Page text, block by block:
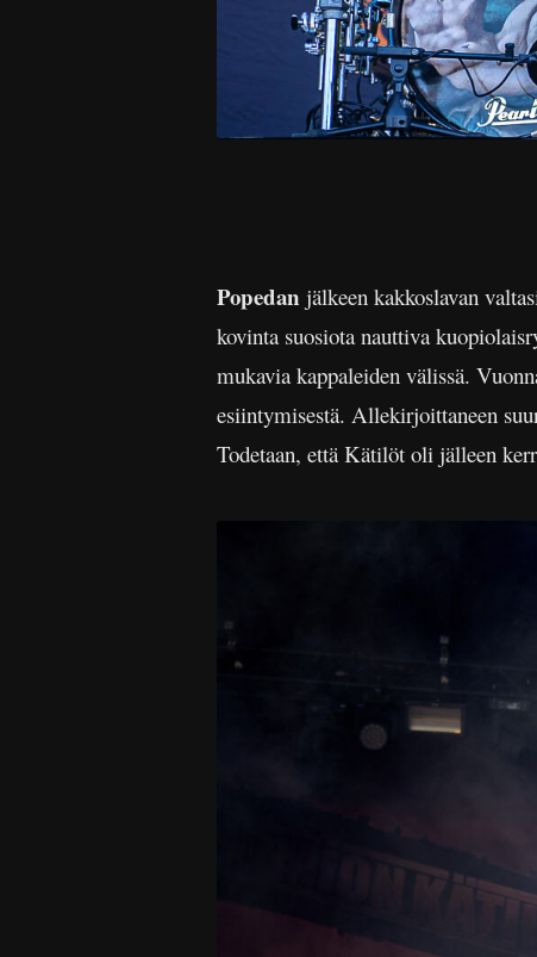
Popedan jälkeen kakkoslavan
kovinta suosiota nauttiva
mukavia kappaleiden välissä.
esiintymisestä. Allekirjoittaneen
Todetaan, että Kätilöt oli jälleen